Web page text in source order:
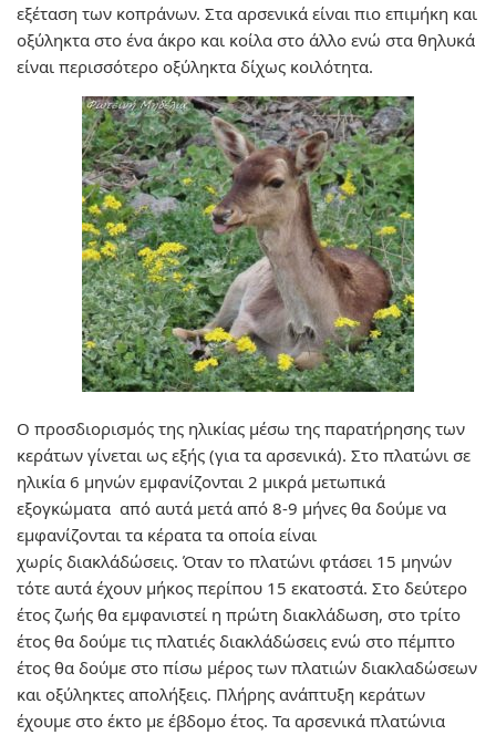
εξέταση των κοπράνων. Στα αρσενικά είναι πιο επιμήκη και
οξύληκτα στο ένα άκρο και κοίλα στο άλλο ενώ στα θηλυκά
είναι περισσότερο οξύληκτα δίχως κοιλότητα.
Ο προσδιορισμός της ηλικίας μέσω της παρατήρησης των
κεράτων γίνεται ως εξής (για τα αρσενικά). Στο πλατώνι σε
ηλικία 6 μηνών εμφανίζονται 2 μικρά μετωπικά
εξογκώματα από αυτά μετά από 8-9 μήνες θα δούμε να
εμφανίζονται τα κέρατα τα οποία είναι
χωρίς διακλάδώσεις. Όταν το πλατώνι φτάσει 15 μηνών
τότε αυτά έχουν μήκος περίπου 15 εκατοστά. Στο δεύτερο
έτος ζωής θα εμφανιστεί η πρώτη διακλάδωση, στο τρίτο
έτος θα δούμε τις πλατιές διακλάδώσεις ενώ στο πέμπτο
έτος θα δούμε στο πίσω μέρος των πλατιών διακλαδώσεων
και οξύληκτες απολήξεις. Πλήρης ανάπτυξη κεράτων
έχουμε στο έκτο με έβδομο έτος. Τα αρσενικά πλατώνια